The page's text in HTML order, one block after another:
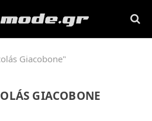
Giacobone"
GIACOBONE